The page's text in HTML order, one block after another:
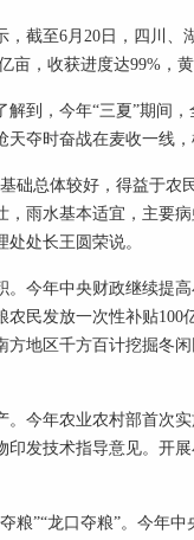
，截至6月20日，四川
亩，收获进度达99%，
解到，今年“三夏”期间
夺时奋战在麦收一线，
础总体较好，得益于农
，雨水基本适宜，主要
处长王圆荣说。
。今年中央财政继续提
农民发放一次性补贴
方地区千方百计挖掘冬
。今年农业农村部首次
印发技术指导意见。开
粮”“龙口夺粮”。今年